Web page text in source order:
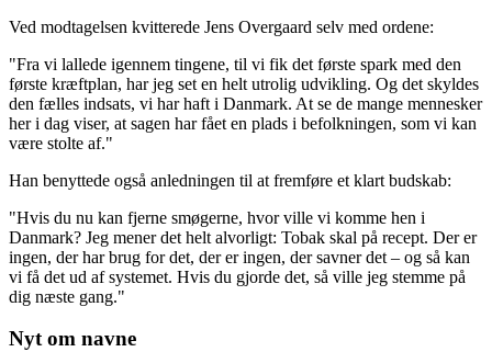
Ved modtagelsen kvitterede Jens Overgaard selv med ordene:
"Fra vi lallede igennem tingene, til vi fik det første spark med den
første kræftplan, har jeg set en helt utrolig udvikling. Og det skyldes
den fælles indsats, vi har haft i Danmark. At se de mange mennesker
her i dag viser, at sagen har fået en plads i befolkningen, som vi kan
være stolte af."
Han benyttede også anledningen til at fremføre et klart budskab:
"Hvis du nu kan fjerne smøgerne, hvor ville vi komme hen i
Danmark? Jeg mener det helt alvorligt: Tobak skal på recept. Der er
ingen, der har brug for det, der er ingen, der savner det – og så kan
vi få det ud af systemet. Hvis du gjorde det, så ville jeg stemme på
dig næste gang."
Nyt om navne